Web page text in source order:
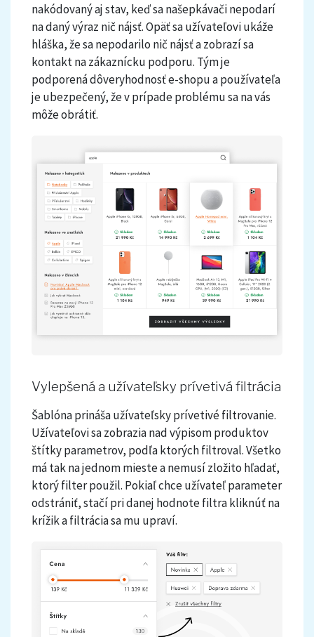
nakódovaný aj stav, keď sa našepkávači nepodarí
na daný výraz nič nájsť. Opäť sa užívateľovi ukáže
hláška, že sa nepodarilo nič nájsť a zobrazí sa
kontakt na zákaznícku podporu. Tým je
podporená dôveryhodnosť e-shopu a používateľa
je ubezpečený, že v prípade problému sa na vás
môže obrátiť.
Vylepšená a užívateľsky prívetivá filtrácia
Šablóna prináša užívateľsky prívetivé filtrovanie.
Užívateľovi sa zobrazia nad výpisom produktov
štítky parametrov, podľa ktorých filtroval. Všetko
má tak na jednom mieste a nemusí zložito hľadať,
ktorý filter použil. Pokiaľ chce užívateľ parameter
odstrániť, stačí pri danej hodnote filtra kliknúť na
krížik a filtrácia sa mu upraví.